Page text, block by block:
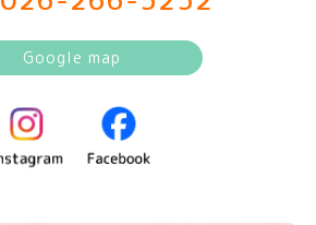
Google map